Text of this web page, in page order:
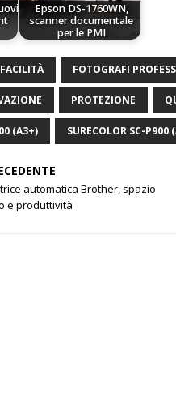
Epson DS-1760WN,
scanner documentale
per le PMI
FACILITÀ FOTOGRAFI
PROTEZIONE
(A3+) SURECOLOR SC-P900
automatica Brother, spazio
e produttività